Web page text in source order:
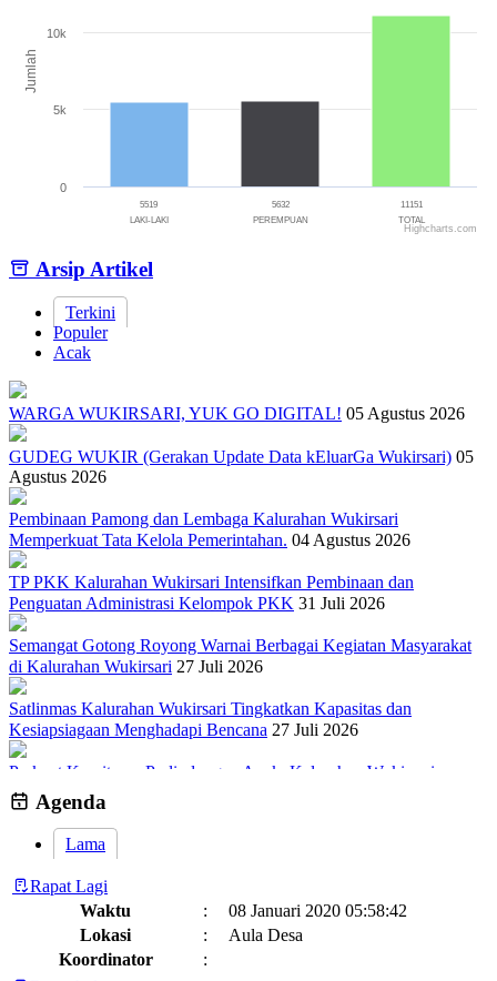
The chart has 1 Y axis displaying Jumlah. Range: 0 to 15000.
Jumlah
5519
LAKI-LAKI
5632
PEREMPUAN
11151
TOTAL
0
5k
10k
Highcharts.com
Arsip Artikel
Terkini
Populer
Acak
WARGA WUKIRSARI, YUK GO DIGITAL! 05 Agustus 2026
GUDEG WUKIR (Gerakan Update Data kEluarGa Wukirsari) 05
Agustus 2026
Pembinaan Pamong dan Lembaga Kalurahan Wukirsari
Memperkuat Tata Kelola Pemerintahan. 04 Agustus 2026
TP PKK Kalurahan Wukirsari Intensifkan Pembinaan dan
Penguatan Administrasi Kelompok PKK 31 Juli 2026
Semangat Gotong Royong Warnai Berbagai Kegiatan Masyarakat
di Kalurahan Wukirsari 27 Juli 2026
Satlinmas Kalurahan Wukirsari Tingkatkan Kapasitas dan
Kesiapsiagaan Menghadapi Bencana 27 Juli 2026
Perkuat Komitmen Perlindungan Anak, Kalurahan Wukirsari
Menggelar Sosialisasi dan Outbond Desa Ramah Anak
Sumber Hayati dan Non Hayati
Kronologi Erupsi Merapi tanggal 5 November 2010
2022
Kegiatan Positif Di Bulan Puasa, Karang Taruna Wukirsari Berbagi
Takjil Kepada Para Pengendara
Agenda
Lama
Rapat Lagi
Waktu
:
08 Januari 2020 05:58:42
Lokasi
:
Aula Desa
Koordinator
: